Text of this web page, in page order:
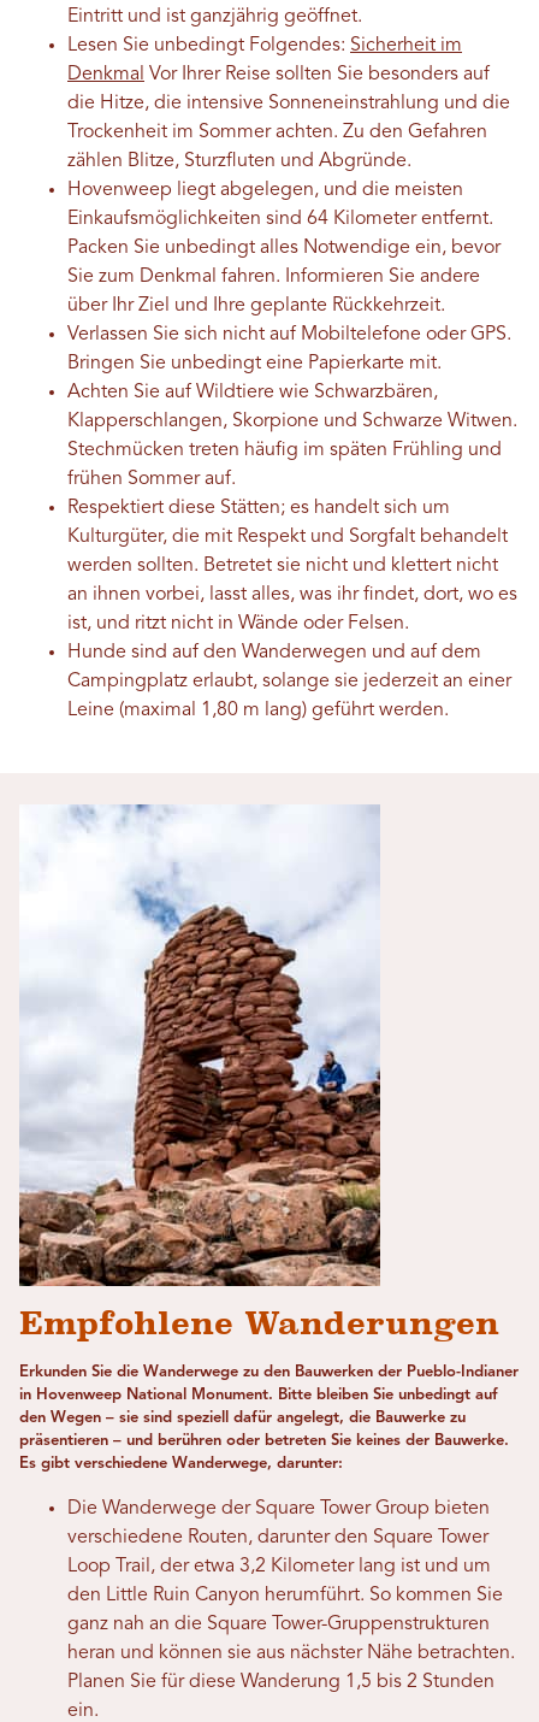
Eintritt und ist ganzjährig geöffnet.
Lesen Sie unbedingt Folgendes: Sicherheit im
Denkmal Vor Ihrer Reise sollten Sie besonders auf
die Hitze, die intensive Sonneneinstrahlung und die
Trockenheit im Sommer achten. Zu den Gefahren
zählen Blitze, Sturzfluten und Abgründe.
Hovenweep liegt abgelegen, und die meisten
Einkaufsmöglichkeiten sind 64 Kilometer entfernt.
Packen Sie unbedingt alles Notwendige ein, bevor
Sie zum Denkmal fahren. Informieren Sie andere
über Ihr Ziel und Ihre geplante Rückkehrzeit.
Verlassen Sie sich nicht auf Mobiltelefone oder GPS.
Bringen Sie unbedingt eine Papierkarte mit.
Achten Sie auf Wildtiere wie Schwarzbären,
Klapperschlangen, Skorpione und Schwarze Witwen.
Stechmücken treten häufig im späten Frühling und
frühen Sommer auf.
Respektiert diese Stätten; es handelt sich um
Kulturgüter, die mit Respekt und Sorgfalt behandelt
werden sollten. Betretet sie nicht und klettert nicht
an ihnen vorbei, lasst alles, was ihr findet, dort, wo es
ist, und ritzt nicht in Wände oder Felsen.
Hunde sind auf den Wanderwegen und auf dem
Campingplatz erlaubt, solange sie jederzeit an einer
Leine (maximal 1,80 m lang) geführt werden.
Empfohlene Wanderungen
Erkunden Sie die Wanderwege zu den Bauwerken der Pueblo-Indianer
in Hovenweep National Monument. Bitte bleiben Sie unbedingt auf
den Wegen – sie sind speziell dafür angelegt, die Bauwerke zu
präsentieren – und berühren oder betreten Sie keines der Bauwerke.
Es gibt verschiedene Wanderwege, darunter:
Die Wanderwege der Square Tower Group bieten
verschiedene Routen, darunter den Square Tower
Loop Trail, der etwa 3,2 Kilometer lang ist und um
den Little Ruin Canyon herumführt. So kommen Sie
ganz nah an die Square Tower-Gruppenstrukturen
heran und können sie aus nächster Nähe betrachten.
Planen Sie für diese Wanderung 1,5 bis 2 Stunden
ein.